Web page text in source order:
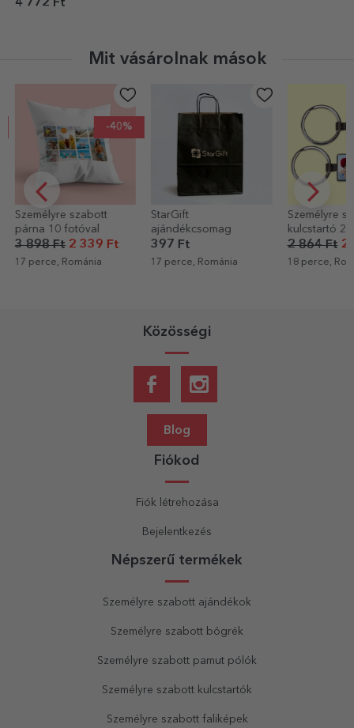
4 772 Ft
Mit vásárolnak mások
StarGift
ajándékcsomag
397 Ft
17 perce, Románia
Személyre szabott
kulcstartó 2 fotóval
2 864 Ft
18 perce, Románia
Személyre
mágneses
és színes
1 590 Ft
19 perce,
Közösségi
Blog
Fiókod
Fiók létrehozása
Bejelentkezés
Népszerű termékek
Személyre szabott ajándékok
Személyre szabott bögrék
Személyre szabott pamut pólók
Személyre szabott kulcstartók
Személyre szabott faliképek